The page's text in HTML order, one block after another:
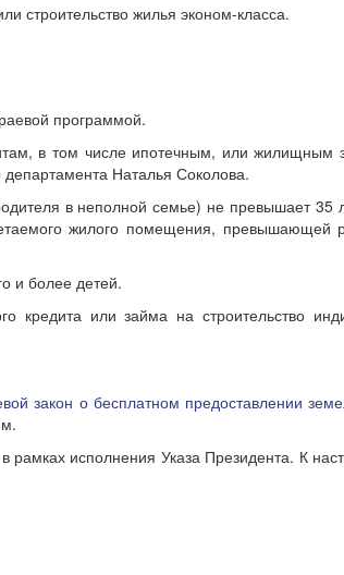
строительство жилья эконом-класса.
программой.
в том числе ипотечным, или жилищным
Наталья Соколова.
в неполной семье) не превышает
жилого помещения, превышающей
и более детей.
кредита или займа на строительство
закон о бесплатном предоставлении
рамках исполнения Указа Президента. К